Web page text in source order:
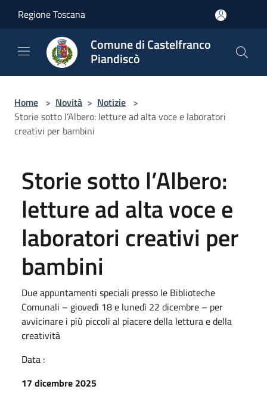
Regione Toscana
Comune di Castelfranco
Piandiscò
Home > Novità > Notizie >
Storie sotto l’Albero: letture ad alta voce e laboratori
creativi per bambini
Storie sotto l’Albero:
letture ad alta voce e
laboratori creativi per
bambini
Due appuntamenti speciali presso le Biblioteche
Comunali – giovedì 18 e lunedì 22 dicembre – per
avvicinare i più piccoli al piacere della lettura e della
creatività
Data :
17 dicembre 2025